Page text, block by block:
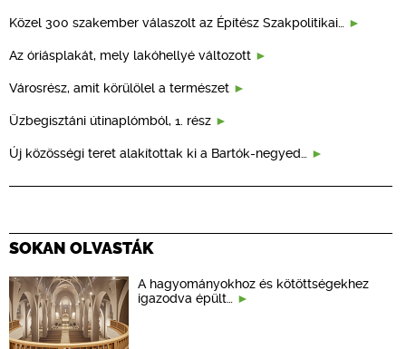
Közel 300 szakember válaszolt az Építész Szakpolitikai…
Az óriásplakát, mely lakóhellyé változott
Városrész, amit körülölel a természet
Üzbegisztáni útinaplómból, 1. rész
Új közösségi teret alakítottak ki a Bartók-negyed…
SOKAN OLVASTÁK
A hagyományokhoz és kötöttségekhez
igazodva épült…